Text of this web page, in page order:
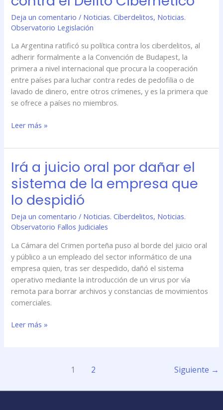
Deja un comentario / Noticias. Ciberdelitos, Noticias.
Observatorio Legislación
La Argentina ratificó su política contra los ciberdelitos, al
adherir formalmente a la Convención de Budapest, la
primera a nivel internacional que procura la cooperación
entre países para luchar contra redes de pedofilia o de
lavado de dinero, entre otros crímenes, y es la primera que
se ofrece a países no miembros.
Leer más »
Irá a juicio oral por dañar el
sistema de la empresa que
lo despidió
Deja un comentario / Noticias. Ciberdelitos, Noticias.
Observatorio Fallos Judiciales
La Cámara del Crimen porteña puso al borde del juicio oral
y público a un empleado del sector informático de una
empresa quien, tras ser despedido, dañó el sistema
operativo mediante la introducción de un virus por vía
remota para borrar archivos y constancias de movimientos
comerciales.
Irá
juicio
oral
dañar
el
sistema
de
la
empresa
que
lo
Leer más »
1 2 Siguiente →